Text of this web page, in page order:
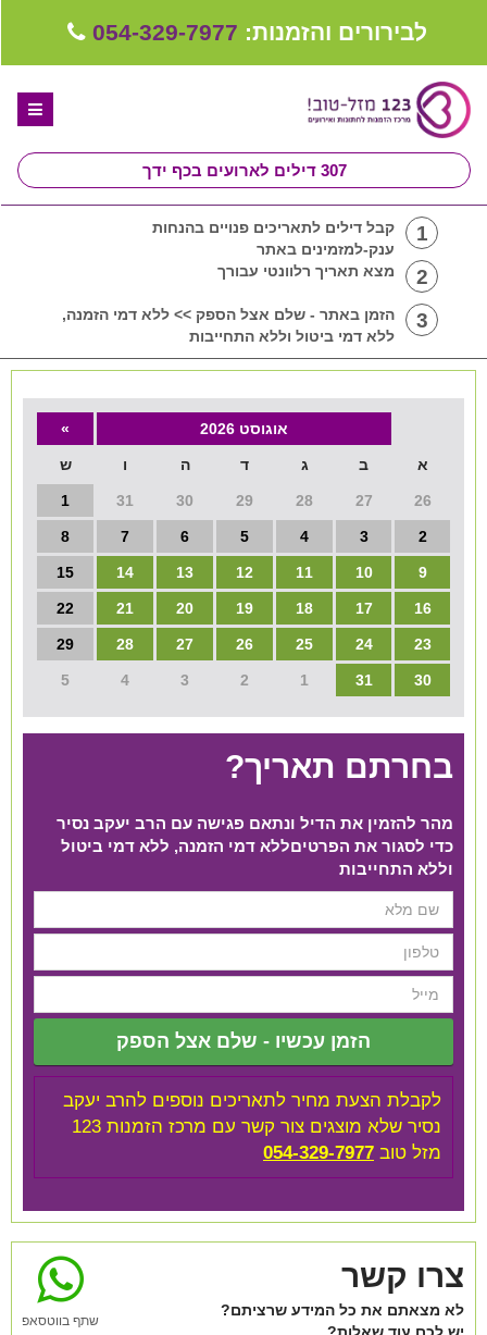
לבירורים והזמנות: 054-329-7977
307 דילים לארועים בכף ידך
ספקים לחתונה מומלצים
קבלו ייעוץ בחינם
קבוצת וואטסאפ-ספקים עונים LIVE
שירות אישי בקליק
1
קבל דילים לתאריכים פנויים בהנחות
ענק-למזמינים באתר
2 מצא תאריך רלוונטי עבורך
3
הזמן באתר - שלם אצל הספק >> ללא דמי הזמנה,
ללא דמי ביטול וללא התחייבות
אוגוסט 2026 »
א ב ג ד ה ו ש
26
27
28
29
30
31
1
2
3
4
5
6
7
8
9
10
11
12
13
14
15
16
17
18
19
20
21
22
23
24
25
26
27
28
29
30
31
1
2
3
4
5
בחרתם תאריך?
מהר להזמין את הדיל ונתאם פגישה עם הרב יעקב נסיר
כדי לסגור את הפרטים​ ללא דמי הזמנה, ללא דמי ביטול
וללא התחייבות
הזמן עכשיו - שלם אצל הספק
לקבלת הצעת מחיר לתאריכים נוספים להרב יעקב
נסיר שלא מוצגים צור קשר עם מרכז הזמנות 123
מזל טוב 054-329-7977
שתף בווטסאפ
צרו קשר
לא מצאתם את כל המידע שרציתם?